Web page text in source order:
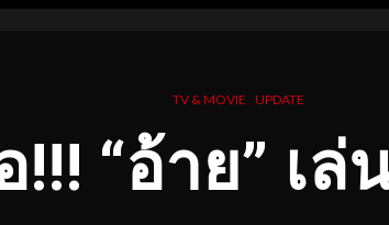
TV & MOVIE UPDATE
“อ้าย” เ